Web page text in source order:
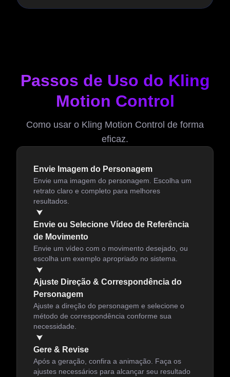
Passos de Uso do Kling
Motion Control
Como usar o Kling Motion Control de forma
eficaz.
Envie Imagem do Personagem
Envie uma imagem do personagem. Escolha um
retrato claro e completo para melhores
resultados.
Envie ou Selecione Vídeo de Referência
de Movimento
Envie um vídeo com o movimento desejado, ou
escolha um exemplo apropriado no sistema.
Ajuste Direção & Correspondência do
Personagem
Ajuste a direção do personagem e selecione o
método de correspondência conforme sua
necessidade.
Gere & Revise
Após a geração, confira a animação. Faça os
ajustes necessários para alcançar seu resultado